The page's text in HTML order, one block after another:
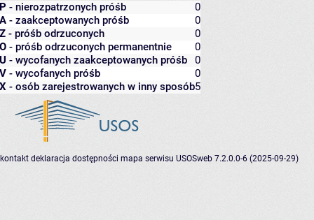
P - nierozpatrzonych próśb
0
A - zaakceptowanych próśb
0
Z - próśb odrzuconych
0
O - próśb odrzuconych permanentnie
0
U - wycofanych zaakceptowanych próśb
0
V - wycofanych próśb
0
X - osób zarejestrowanych w inny sposób5
kontakt deklaracja dostępności mapa serwisu USOSweb 7.2.0.0-6 (2025-09-29)